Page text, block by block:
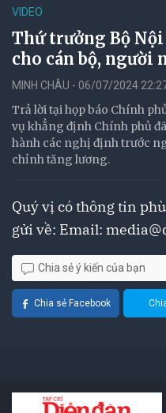
VIDEO
Thứ trưởng Bộ
cho cán bộ, người
MINH CHÂU - 06/07/2024
Trả lời tại họp báo Chính
vụ khẳng định Chính phủ
hành các nghị định trước
chỉnh tăng lương.
Quý vị có thông tin
gửi về: Email:
Chia sẻ ý kiến của bạn
Chia sẻ Facebook